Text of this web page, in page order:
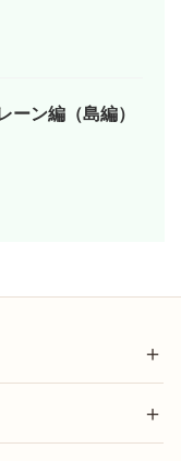
ーン編（島編）